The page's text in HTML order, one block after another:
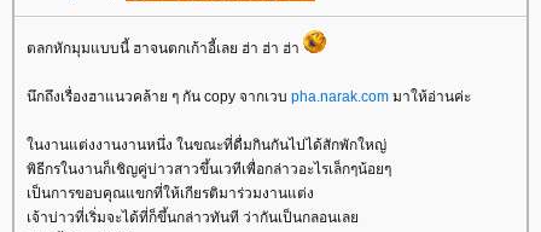
ตลกหักมุมแบบนี้ ฮาจนตกเก้าอี้เลย ฮ่า ฮ่า ฮ่า
นึกถึงเรื่องฮาแนวคล้าย ๆ กัน copy จากเวบ pha.narak.com มาให้อ่านค่ะ
นงานแต่งงานงานหนึ่ง ในขณะที่ดื่มกินกันไปได้สักพักใหญ่
พิธีกรในงานก็เชิญคู่บ่าวสาวขึ้นเวทีเพื่อกล่าวอะไรเล็กๆน้อยๆ
เป็นการขอบคุณแขกที่ให้เกียรติมาร่วมงานแต่ง
เจ้าบ่าวที่เริ่มจะได้ที่ก็ขึ้นกล่าวทันที ว่ากันเป็นกลอนเล